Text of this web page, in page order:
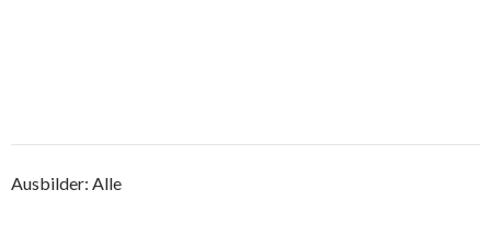
Ausbilder: Alle